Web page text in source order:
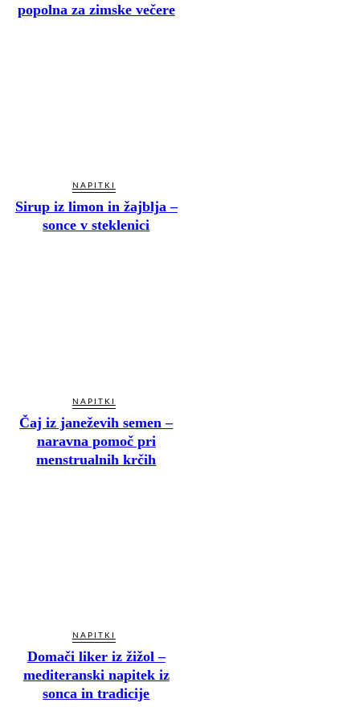
popolna za zimske večere
NAPITKI
Sirup iz limon in žajblja –
sonce v steklenici
NAPITKI
Čaj iz janeževih semen –
naravna pomoč pri
menstrualnih krčih
NAPITKI
Domači liker iz žižol –
mediteranski napitek iz
sonca in tradicije